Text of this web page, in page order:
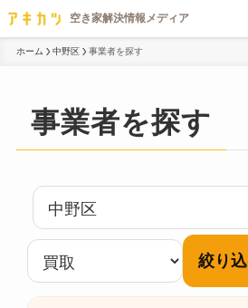
ホーム 中野区 事業者を探す
事業者を探す
絞り